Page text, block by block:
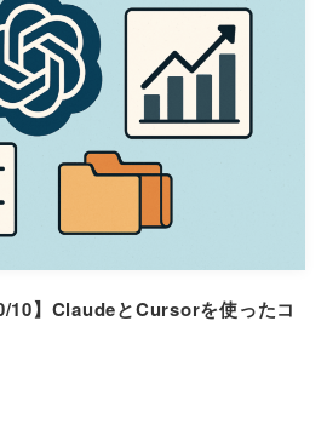
10】ClaudeとCursorを使ったコ